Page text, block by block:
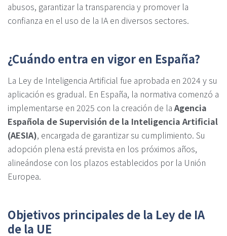
abusos, garantizar la transparencia y promover la
confianza en el uso de la IA en diversos sectores.
¿Cuándo entra en vigor en España?
La Ley de Inteligencia Artificial fue aprobada en 2024 y su
aplicación es gradual. En España, la normativa comenzó a
implementarse en 2025 con la creación de laAgencia
Española de Supervisión de la Inteligencia Artificial
(AESIA), encargada de garantizar su cumplimiento. Su
adopción plena está prevista en los próximos años,
alineándose con los plazos establecidos por la Unión
Europea.
Objetivos principales de la Ley de IA
de la UE